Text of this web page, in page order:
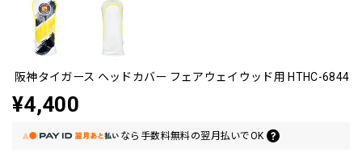
阪神タイガース ヘッドカバー フェアウェイウッド用 HTHC-6844
¥4,400
なら 手数料無料の翌月払いでOK